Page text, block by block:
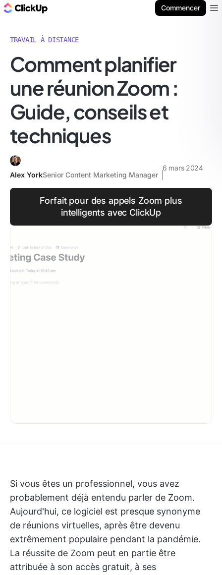
Commencer
TRAVAIL À DISTANCE
Comment planifier
une réunion Zoom :
Guide, conseils et
techniques
Alex YorkSenior Content Marketing Manager
6 mars 2024
Forfait pour des appels Zoom plus
intelligents avec ClickUp
Si vous êtes un professionnel, vous avez
probablement déjà entendu parler de Zoom.
Aujourd'hui, ce logiciel est presque synonyme
de réunions virtuelles, après être devenu
extrêmement populaire pendant la pandémie.
La réussite de Zoom peut en partie être
attribuée à son accès gratuit, à ses